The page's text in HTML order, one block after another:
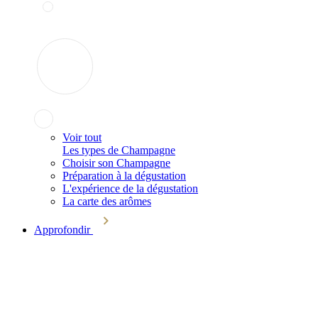
Voir tout
Les types de Champagne
Choisir son Champagne
Préparation à la dégustation
L'expérience de la dégustation
La carte des arômes
Approfondir